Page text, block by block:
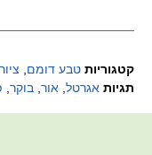
קטגוריות טבע דומם,
תגיות אגרטל, אור, בוקר,